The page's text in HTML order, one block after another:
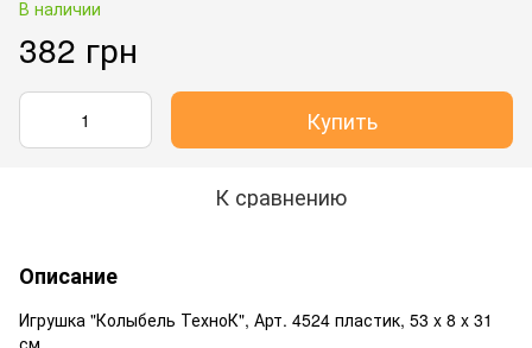
В наличии
382 грн
Купить
К сравнению
Описание
Игрушка "Колыбель ТехноК", Арт. 4524 пластик, 53 x 8 x 31
см